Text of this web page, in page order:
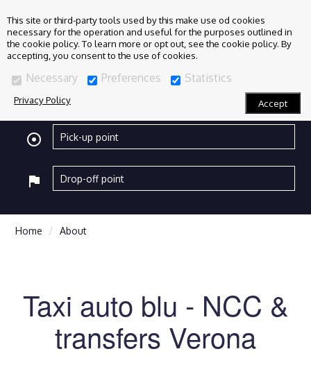
This site or third-party tools used by this make use od cookies
necessary for the operation and useful for the purposes outlined in
the cookie policy. To learn more or opt out, see the cookie policy. By
accepting, you consent to the use of cookies.
Necessary Preferences Statistics
Privacy Policy Accept
adjust
flag
Home About
Taxi auto blu - NCC &
transfers Verona